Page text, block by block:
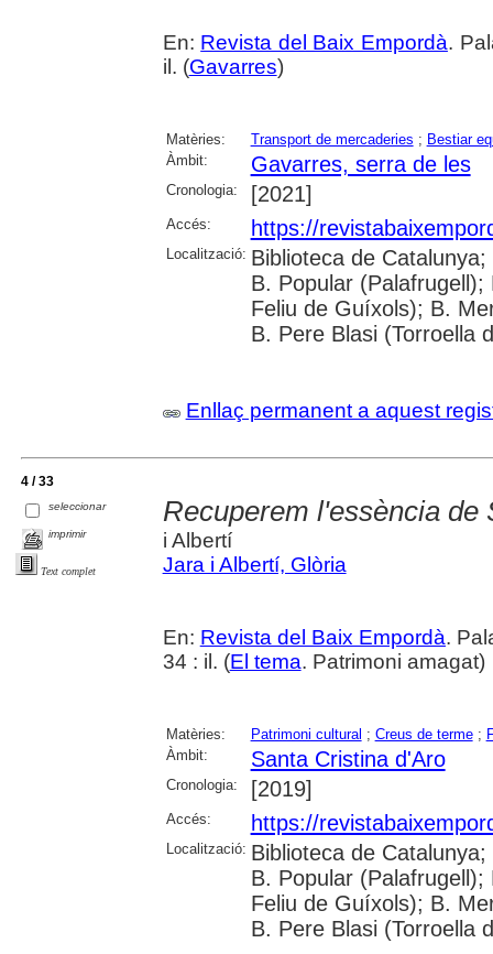
En: Revista del Baix Empordà.
il. (Gavarres)
Matèries: Transport de mercaderies ; Bestiar
Àmbit:
Gavarres, serra de les
Cronologia: [2021]
Accés: https://
Localització: Biblioteca de
B. Popular
Feliu de Guíxols); B.
B. Pere Blasi (Torroella
Enllaç permanent a aquest
4 / 33
seleccionar
imprimir
Text complet
Recuperem l'essència de
i Albertí
Jara i Albertí, Glòria
En: Revista del Baix Empordà.
34 : il. (El tema. Patrimoni amagat)
Matèries: Patrimoni cultural ; Creus de terme;
Àmbit:
Santa Cristina d'Aro
Cronologia: [2019]
Accés: https://
Localització: Biblioteca de
B. Popular
Feliu de Guíxols); B.
B. Pere Blasi (Torroella